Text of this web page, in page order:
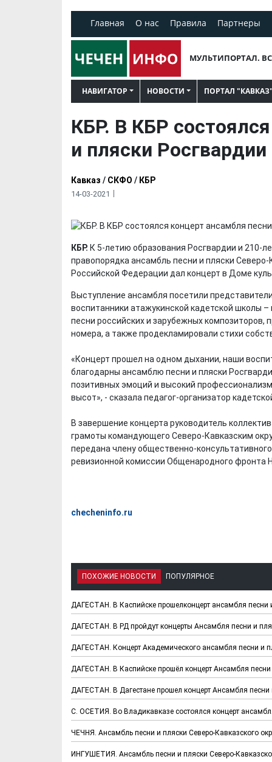
Главная О нас Правила Партнеры
МУЛЬТИПОРТАЛ.
НАВИГАТОР НОВОСТИ ПОРТАЛ "КАВКАЗ"
КБР. В КБР
и пляски Росгвардии
Кавказ / СКФО / КБР
14-03-2021
КБР. К 5-летию образования Росгвардии и 210-
правопорядка ансамбль песни и пляски Северо-
Российской Федерации дал концерт в Доме
Выступление ансамбля посетили
воспитанники атажукинской кадетской школы
песни российских и зарубежных композиторов,
номера, а также продекламировали стихи
«Концерт прошел на одном дыхании, наши
благодарны ансамблю песни и пляски
позитивных эмоций и высокий
высот», - сказала педагог-организатор
В завершение концерта руководитель
грамоты командующего Северо-Кавказским
передана члену общественно-
ревизионной комиссии Общенародного фронта
checheninfo.ru
ПОХОЖИЕ НОВОСТИ ПОПУЛЯРНОЕ
ДАГЕСТАН. В Каспийске прошелконцерт ансамбля песни
ДАГЕСТАН. В РД пройдут концерты Ансамбля песни и
ДАГЕСТАН. Концерт Академического ансамбля песни и
ДАГЕСТАН. В Каспийске прошёл концерт Ансамбля песни
ДАГЕСТАН. В Дагестане прошел концерт Ансамбля песни
С. ОСЕТИЯ. Во Владикавказе состоялся концерт
ЧЕЧНЯ. Ансамбль песни и пляски Северо-Кавказского
ИНГУШЕТИЯ. Ансамбль песни и пляски Северо-